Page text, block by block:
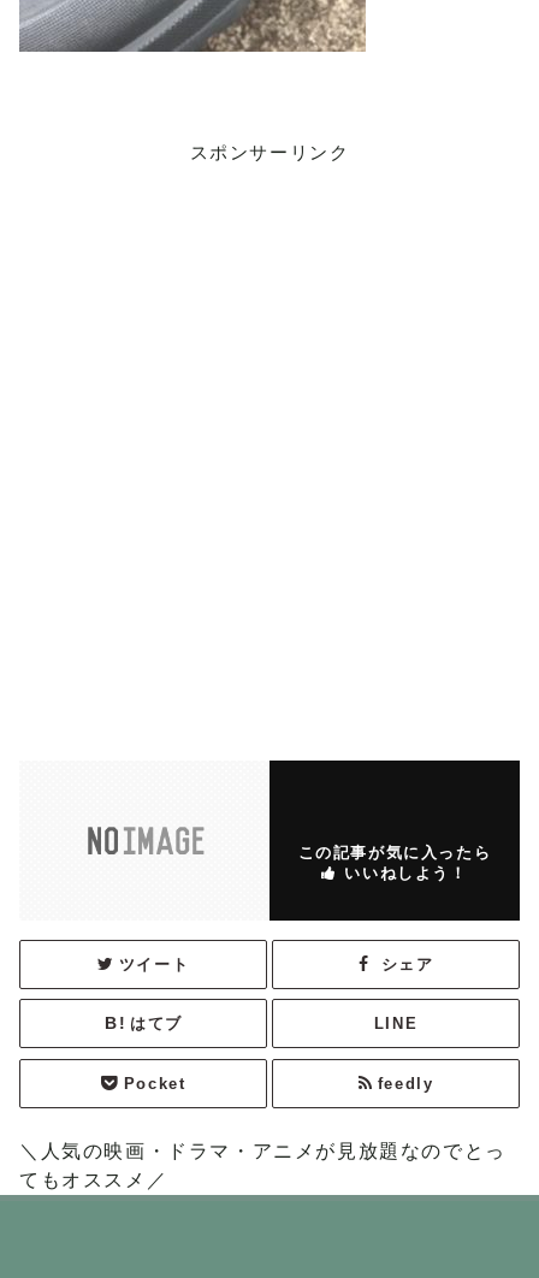
スポンサーリンク
この記事が気に入ったら
いいねしよう！
ツイート シェア
はてブ LINE
Pocket feedly
＼人気の映画・ドラマ・アニメが見放題なのでとっ
てもオススメ／